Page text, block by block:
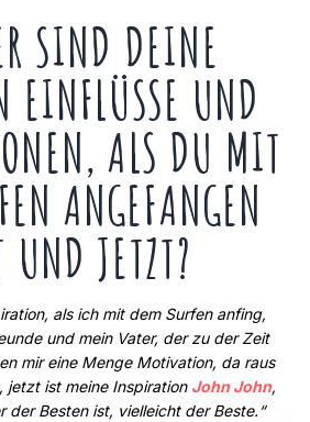
SIND DEINE
EINFLÜSSE UND I
ALS DU MIT D
ANGEFANGEN H
JETZT?
als ich mit dem Surfen anfing,
und mein Vater, der zu der Zeit
mir eine Menge Motivation, da raus
jetzt ist meine Inspiration John John,
der Besten ist, vielleicht der Beste.“